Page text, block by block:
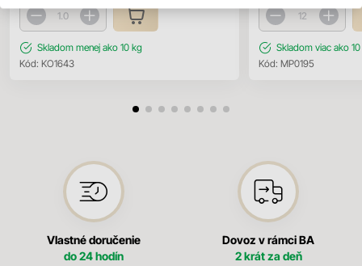
Skladom menej ako 10 kg
Kód: KO1643
Skladom viac ako
Kód: MP0195
Vlastné doručenie
do 24 hodín
Dovoz v rámci BA
2 krát za deň